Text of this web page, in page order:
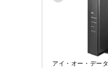
アイ・オー・データ